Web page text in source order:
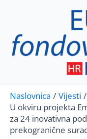
content
Naslovnica
Vijesti
U okviru projekta
za 24 inovativna
prekogranične